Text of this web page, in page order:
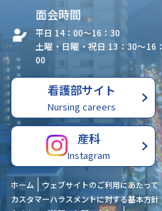
面会時間
平日 14：00〜16：30
土曜・日曜・祝日 13：30〜16：
00
看護部サイト
Nursing careers
産科
Instagram
ホーム
ウェブサイトのご利用にあたって
カスタマーハラスメントに対する基本方針